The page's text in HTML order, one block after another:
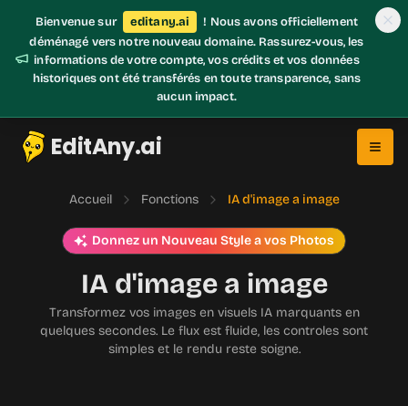
Bienvenue sur editany.ai
! Nous avons officiellement
déménagé vers notre nouveau domaine. Rassurez-vous, les
informations de votre compte, vos crédits et vos données
historiques ont été transférés en toute transparence, sans
aucun impact.
EditAny.ai
Accueil Fonctions IA d'image a image
IA d'image a image
Donnez un Nouveau Style a vos Photos
Transformez vos images en visuels IA marquants en
quelques secondes. Le flux est fluide, les controles sont
simples et le rendu reste soigne.